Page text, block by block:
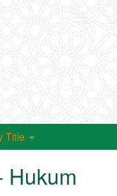
Title
Hukum